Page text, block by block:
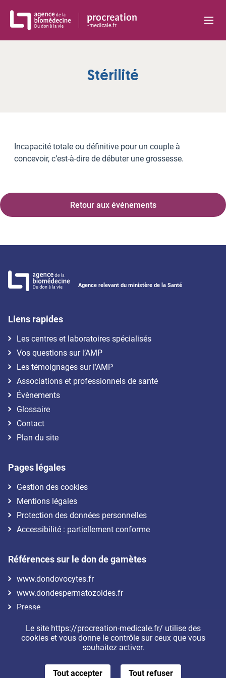
Le site https://procreation-medicale.fr/ utilise des
cookies et vous donne le contrôle sur ceux que vous
souhaitez activer.
Tout accepter Tout refuser
Stérilité
Incapacité totale ou définitive pour un couple à
concevoir, c’est-à-dire de débuter une grossesse.
Retour aux événements
Agence relevant du ministère de la Santé
Liens rapides
Les centres et laboratoires spécialisés
Vos questions sur l’AMP
Les témoignages sur l’AMP
Associations et professionnels de santé
Évènements
Glossaire
Contact
Plan du site
Pages légales
Gestion des cookies
Mentions légales
Protection des données personnelles
Accessibilité : partiellement conforme
Références sur le don de gamètes
www.dondovocytes.fr
www.dondespermatozoides.fr
Presse
Nous suivre